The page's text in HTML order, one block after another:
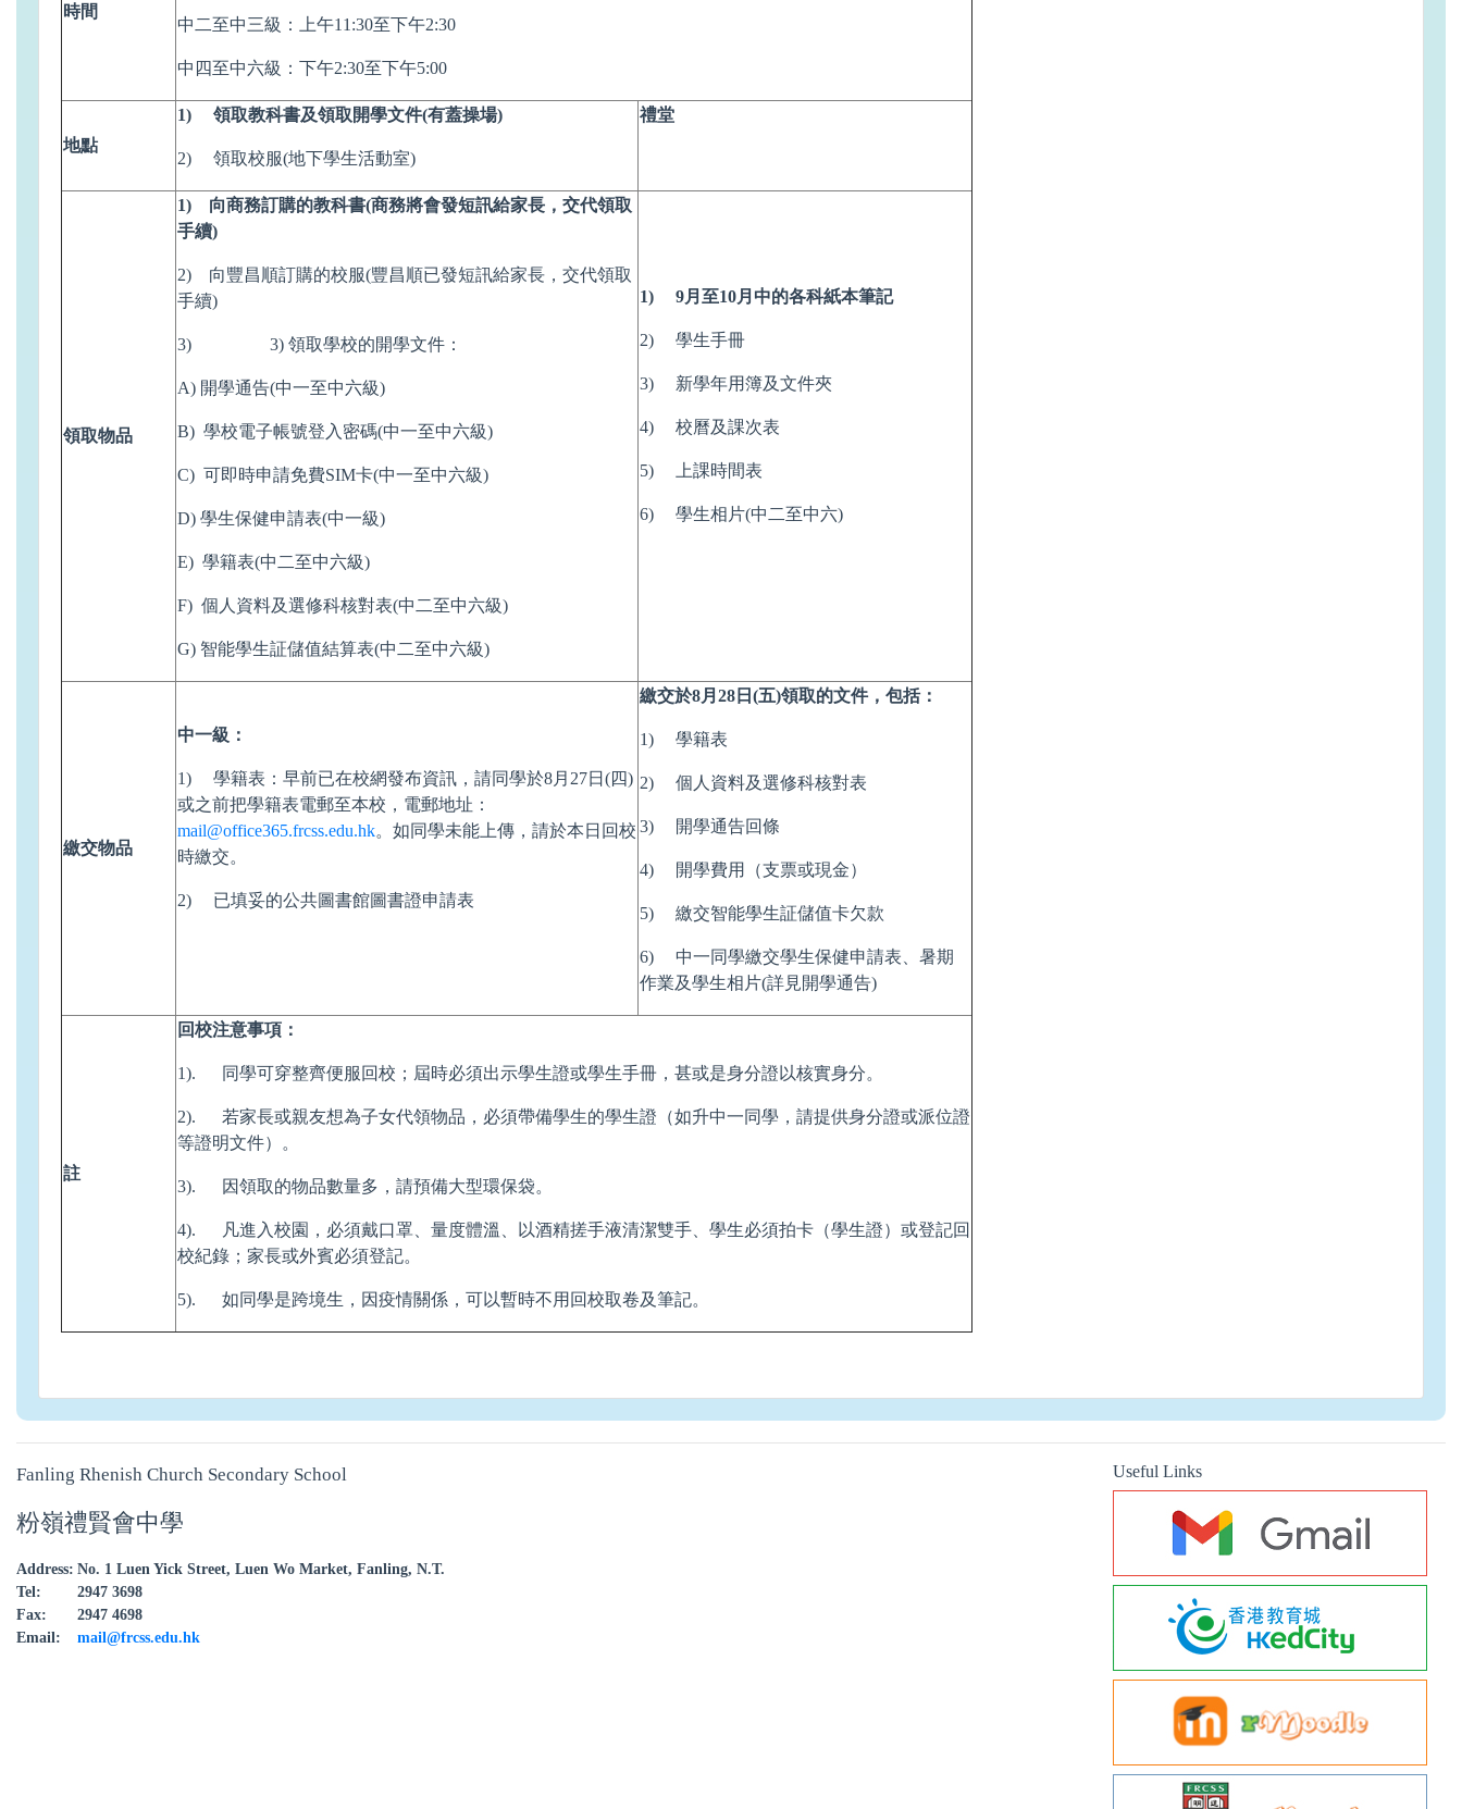
時間
中二至中三級：上午11:30至下午2:30
中四至中六級：下午2:30至下午5:00
地點
1) 領取教科書及領取開學文件(有蓋操場)
2) 領取校服(地下學生活動室)
禮堂
領取物品
1) 向商務訂購的教科書(商務將會發短訊給家長，交代領取
手續)
2) 向豐昌順訂購的校服(豐昌順已發短訊給家長，交代領取
手續)
3) 3) 領取學校的開學文件：
A) 開學通告(中一至中六級)
B) 學校電子帳號登入密碼(中一至中六級)
C) 可即時申請免費SIM卡(中一至中六級)
D) 學生保健申請表(中一級)
E) 學籍表(中二至中六級)
F) 個人資料及選修科核對表(中二至中六級)
G) 智能學生証儲值結算表(中二至中六級)
1) 9月至10月中的各科紙本筆記
2) 學生手冊
3) 新學年用簿及文件夾
4) 校曆及課次表
5) 上課時間表
6) 學生相片(中二至中六)
繳交物品
中一級：
1) 學籍表：早前已在校網發布資訊，請同學於8月27日(四)
或之前把學籍表電郵至本校，電郵地址：
mail@office365.frcss.edu.hk。如同學未能上傳，請於本日回校
時繳交。
2) 已填妥的公共圖書館圖書證申請表
繳交於8月28日(五)領取的文件，包括：
1) 學籍表
2) 個人資料及選修科核對表
3) 開學通告回條
4) 開學費用（支票或現金）
5) 繳交智能學生証儲值卡欠款
6) 中一同學繳交學生保健申請表、暑期
作業及學生相片(詳見開學通告)
註
回校注意事項：
1). 同學可穿整齊便服回校；屆時必須出示學生證或學生手冊，甚或是身分證以核實身分。
2). 若家長或親友想為子女代領物品，必須帶備學生的學生證（如升中一同學，請提供身分證或派位證
等證明文件）。
3). 因領取的物品數量多，請預備大型環保袋。
4). 凡進入校園，必須戴口罩、量度體溫、以酒精搓手液清潔雙手、學生必須拍卡（學生證）或登記回
校紀錄；家長或外賓必須登記。
5). 如同學是跨境生，因疫情關係，可以暫時不用回校取卷及筆記。
Fanling Rhenish Church Secondary School
粉嶺禮賢會中學
Address: No. 1 Luen Yick Street, Luen Wo Market, Fanling, N.T.
Tel:
2947 3698
Fax:
2947 4698
Email:
mail@frcss.edu.hk
Useful Links